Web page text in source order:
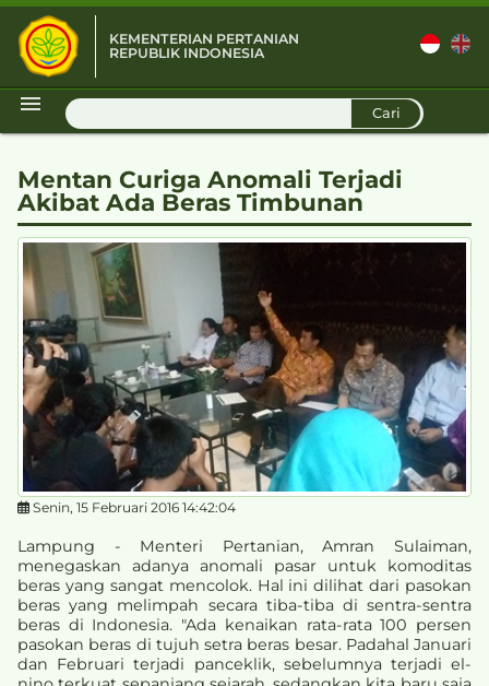
KEMENTERIAN PERTANIAN
REPUBLIK INDONESIA
Cari
D
Mentan Curiga Anomali Terjadi
Akibat Ada Beras Timbunan
Senin, 15 Februari 2016 14:42:04
Lampung - Menteri Pertanian, Amran Sulaiman,
menegaskan adanya anomali pasar untuk komoditas
beras yang sangat mencolok. Hal ini dilihat dari pasokan
beras yang melimpah secara tiba-tiba di sentra-sentra
beras di Indonesia. "Ada kenaikan rata-rata 100 persen
pasokan beras di tujuh setra beras besar. Padahal Januari
dan Februari terjadi panceklik, sebelumnya terjadi el-